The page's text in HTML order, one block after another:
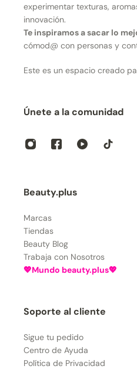
experimentar texturas,
innovación.
Te inspiramos a sacar lo
cómod@ con personas y
Este es un espacio creado
Únete a la comunidad
Beauty.plus
Marcas
Tiendas
Beauty Blog
Trabaja con Nosotros
💖Mundo beauty.plus💖
Soporte al cliente
Sigue tu pedido
Centro de Ayuda
Política de Privacidad